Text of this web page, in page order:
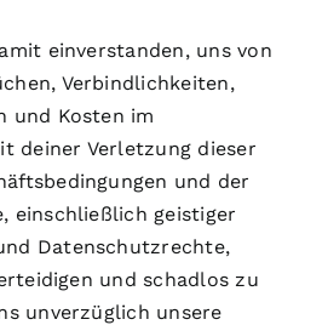
einverstanden, uns von
Verbindlichkeiten,
und Kosten im
deiner Verletzung dieser
und der
einschließlich geistiger
Datenschutzrechte,
und schadlos zu
unverzüglich unsere